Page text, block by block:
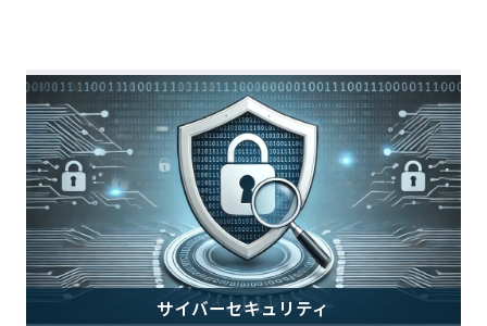
サイバーセキュリティ